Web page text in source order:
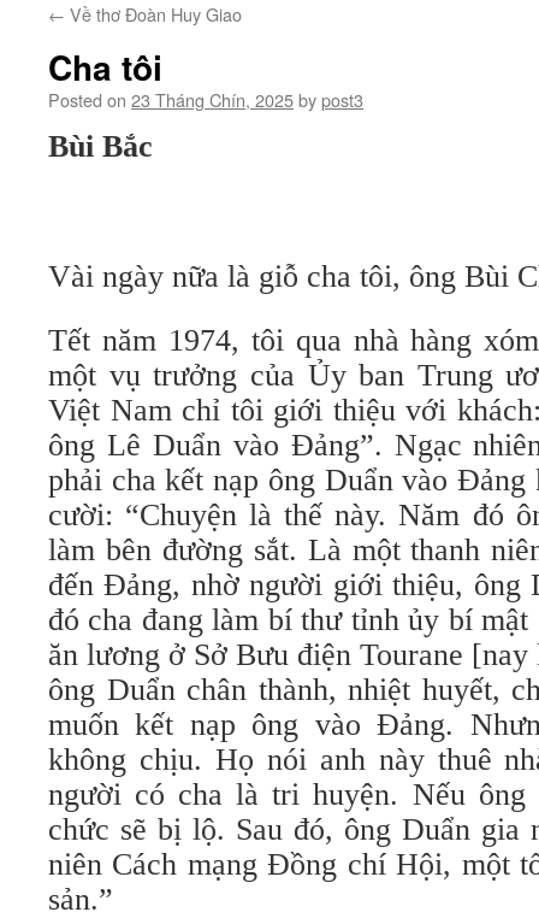
← Về thơ Đoàn Huy Giao
Cha tôi
Posted on 23 Tháng Chín, 2025bypost3
Bùi Bắc
Vài ngày nữa là giỗ cha tôi, ông Bùi
Tết năm 1974, tôi qua nhà hàng
một vụ trưởng của Ủy ban Trung
Việt Nam chỉ tôi giới thiệu với
ông Lê Duẩn vào Đảng”. Ngạc
phải cha kết nạp ông Duẩn vào Đảng
cười: “Chuyện là thế này. Năm đó
làm bên đường sắt. Là một thanh
đến Đảng, nhờ người giới thiệu, ông
đó cha đang làm bí thư tỉnh ủy bí
ăn lương ở Sở Bưu điện Tourane
ông Duẩn chân thành, nhiệt huyết,
muốn kết nạp ông vào Đảng.
không chịu. Họ nói anh này thuê
người có cha là tri huyện. Nếu
chức sẽ bị lộ. Sau đó, ông Duẩn gia
niên Cách mạng Đồng chí Hội, một
sản.”